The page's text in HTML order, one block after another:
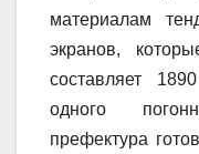
материалам
экранов,
составляет
одного
префектура